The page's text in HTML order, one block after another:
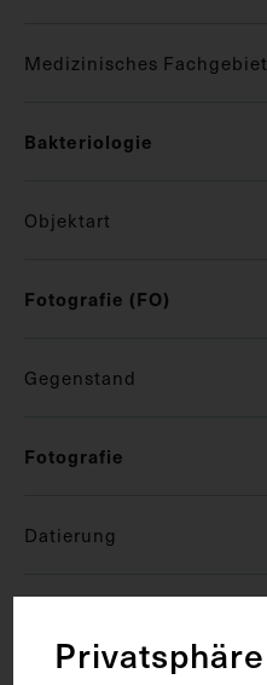
Medizinisches Fachgebiet
Bakteriologie
Objektart
Fotografie (FO)
Gegenstand
Fotografie
Datierung
Privatsphäre